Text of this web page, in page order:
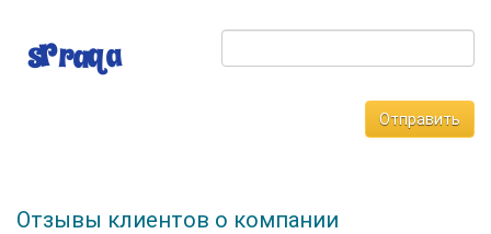
Отправить
Отзывы клиентов о компании